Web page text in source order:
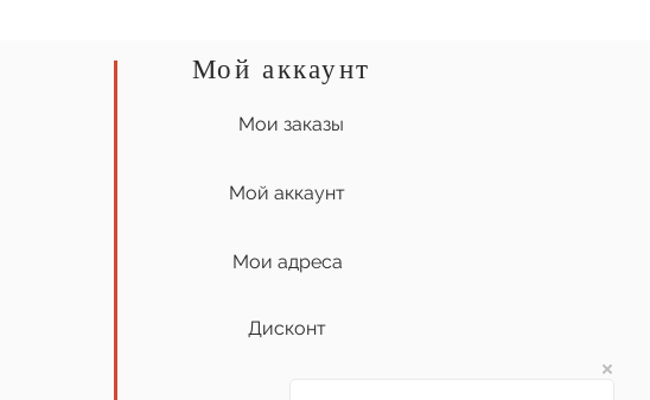
Мой аккаунт
Мои заказы
Мой аккаунт
Мои адреса
Дисконт